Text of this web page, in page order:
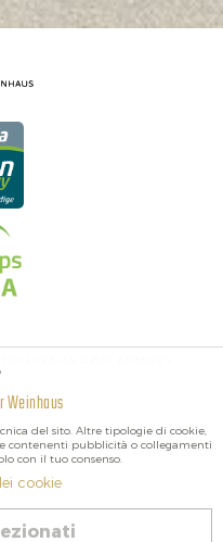
E DEL MONDO.
Weinhaus
del sito. Altre tipologie di cookie,
contenenti pubblicità o collegamenti
con il tuo consenso.
cookie